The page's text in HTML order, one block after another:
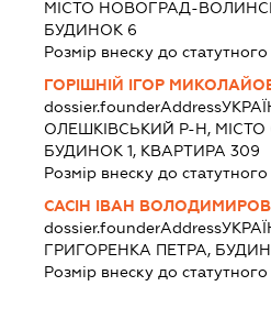
МІСТО НОВОГРАД-
БУДИНОК 6
Розмір внеску до
ГОРІШНІЙ ІГОР
dossier.founderAddress
ОЛЕШКІВСЬКИЙ Р-Н,
БУДИНОК 1, КВАРТИРА 309
Розмір внеску до
САСІН ІВАН
dossier.founderAddress
ГРИГОРЕНКА ПЕТРА,
Розмір внеску до